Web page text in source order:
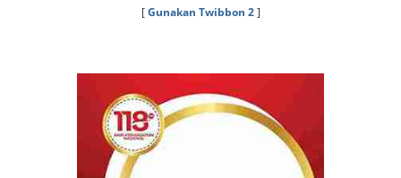
[Gunakan Twibbon 2]